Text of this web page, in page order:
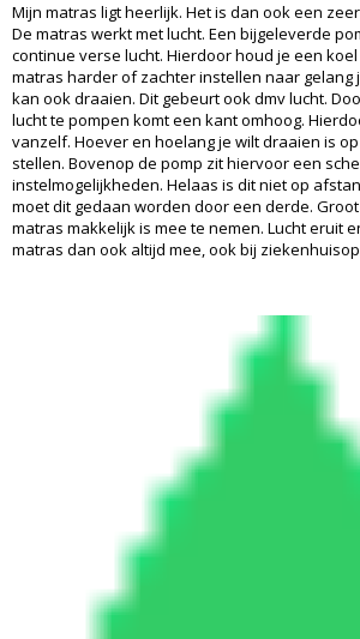
Mijn matras ligt heerlijk. Het is dan ook een
De matras werkt met lucht. Een bijgeleverde
continue verse lucht. Hierdoor houd je een
matras harder of zachter instellen naar gelang
kan ook draaien. Dit gebeurt ook dmv lucht.
lucht te pompen komt een kant omhoog.
vanzelf. Hoever en hoelang je wilt draaien is
stellen. Bovenop de pomp zit hiervoor een
instelmogelijkheden. Helaas is dit niet op
moet dit gedaan worden door een derde.
matras makkelijk is mee te nemen. Lucht eruit
matras dan ook altijd mee, ook bij